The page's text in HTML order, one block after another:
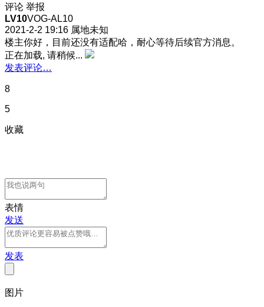
评论 举报
LV10VOG-AL10
2021-2-2 19:16 属地未知
楼主你好，目前还没有适配哈，耐心等待后续官方消息。
正在加载, 请稍候...
发表评论…
8
5
收藏
表情
发送
发表
图片